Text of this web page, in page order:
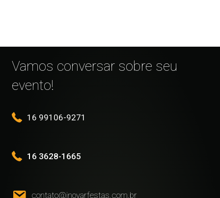
Vamos conversar sobre seu
evento!
16 99106-9271
16 3628-1665
contato@inovarfestas.com.br